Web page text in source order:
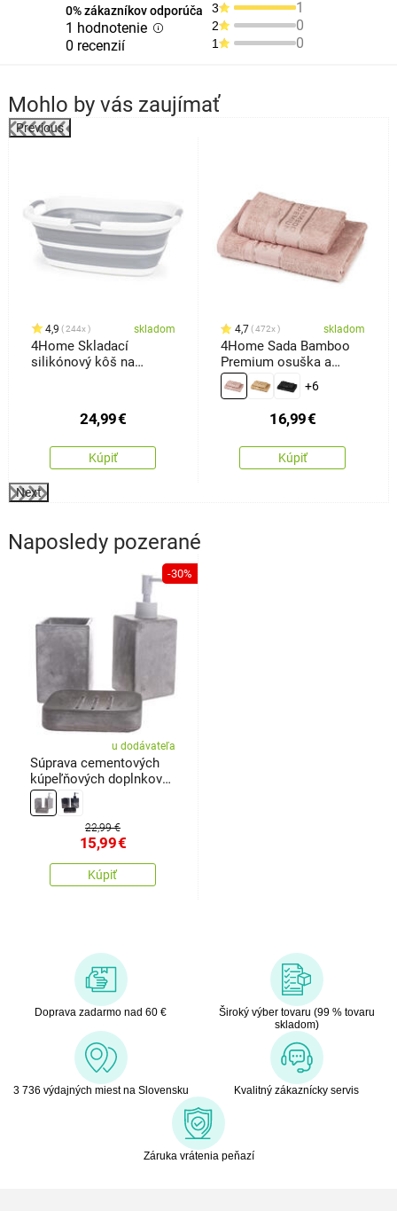
0% zákazníkov odporúča
1 hodnotenie
0 recenzií
3 1
2 0
1 0
Mohlo by vás zaujímať
Previous
4,9 244x skladom
4Home Skladací
silikónový kôš na
24,99€
Kúpiť
4,7 472x skladom
4Home Sada Bamboo
Premium osuška a
uterák ružová, 70 x 140
cm, 50 x 100 cm
+6
16,99€
Kúpiť
Next
Naposledy pozerané
-30%
u dodávateľa
Súprava cementových
kúpeľňových doplnkov
Bain 3 ks, sivá
22,99 €
15,99€
Kúpiť
Doprava zadarmo nad 60 €
Široký výber tovaru (99 % tovaru
skladom)
3 736 výdajných miest na Slovensku Kvalitný zákaznícky servis
Záruka vrátenia peňazí